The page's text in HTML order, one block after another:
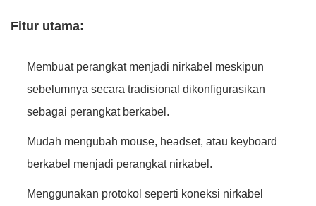
Fitur utama:
Membuat perangkat menjadi nirkabel meskipun
sebelumnya secara tradisional dikonfigurasikan
sebagai perangkat berkabel.
Mudah mengubah mouse, headset, atau keyboard
berkabel menjadi perangkat nirkabel.
Menggunakan protokol seperti koneksi nirkabel